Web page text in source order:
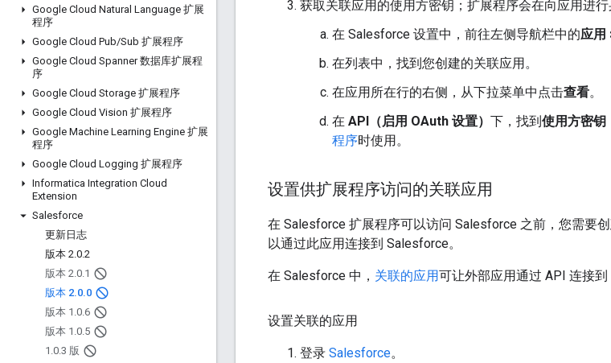
Google Cloud Natural Language 扩展
程序
Google Cloud Pub/Sub 扩展程序
Google Cloud Spanner 数据库扩展程
序
Google Cloud Storage 扩展程序
Google Cloud Vision 扩展程序
Google Machine Learning Engine 扩展
程序
Google Cloud Logging 扩展程序
Informatica Integration Cloud
Extension
Salesforce
更新日志
版本 2.0.2
版本 2.0.1
版本 2.0.0
版本 1 .0.6
版本 1 .0.5
1 .0.3 版
获取关联应用的使用方密钥；扩展程序会在向应用进行
在 Salesforce 设置中，前往左侧导航栏中的应用
在列表中，找到您创建的关联应用。
在应用所在行的右侧，从下拉菜单中点击查看。
在 API（启用 OAuth 设置） 下，找到使用方密钥
程序时使用。
设置供扩展程序访问的关联应用
在 Salesforce 扩展程序可以访问 Salesforce 之前，您需要
以通过此应用连接到 Salesforce。
在 Salesforce 中， 关联的应用可让外部应用通过 API 连接到
设置关联的应用
登录 Salesforce。